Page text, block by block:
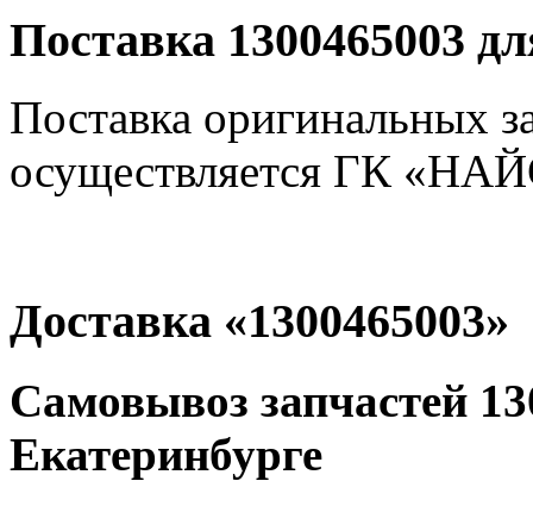
Поставка 1300465003
Поставка оригинальных
осуществляется ГК
Доставка «1300465003»
Самовывоз запчастей
Екатеринбурге